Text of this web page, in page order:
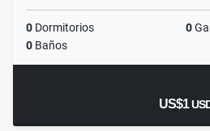
0 Dormitorios 0
0 Baños
US$1